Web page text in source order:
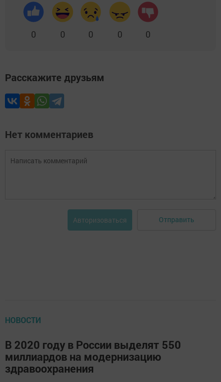
0 0 0 0 0
Расскажите друзьям
Нет комментариев
Авторизоваться Отправить
НОВОСТИ
В 2020 году в России выделят 550
миллиардов на модернизацию
здравоохранения